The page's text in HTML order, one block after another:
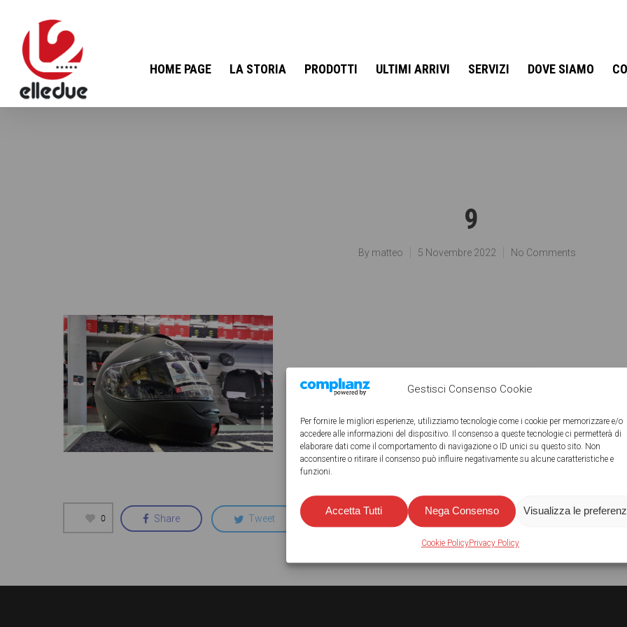
Gestisci Consenso Cookie
Per fornire le migliori esperienze, utilizziamo tecnologie come i cookie per memorizzare e/o
accedere alle informazioni del dispositivo. Il consenso a queste tecnologie ci permetterà di
elaborare dati come il comportamento di navigazione o ID unici su questo sito. Non
acconsentire o ritirare il consenso può influire negativamente su alcune caratteristiche e
funzioni.
Accetta Tutti Nega Consenso Visualizza le
Cookie PolicyPrivacy Policy
HOME PAGE LA STORIA PRODOTTI ULTIMI ARRIVI SERVIZI DOVE SIAMO
9
By matteo 5 Novembre 2022 No Comments
0 Share Tweet Share